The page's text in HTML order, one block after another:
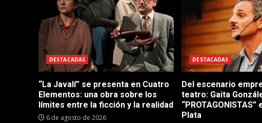
DESTACADAS
“La Javalí” se presenta en Cuatro
Elementos: una obra sobre los
límites entre la ficción y la realidad
6 de agosto de 2026
DESTACADAS
Del escenario
teatro: Gaita
“PROTAGONISTAS”
Plata